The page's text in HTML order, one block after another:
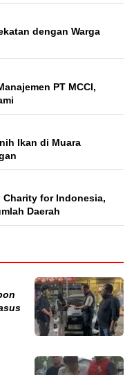
dengan Warga
PT MCCI,
Ikan di Muara
Charity for Indonesia,
Daerah